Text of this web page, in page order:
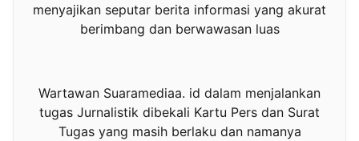
menyajikan seputar berita informasi yang akurat
berimbang dan berwawasan luas
Wartawan Suaramediaa. id dalam menjalankan
tugas Jurnalistik dibekali Kartu Pers dan Surat
Tugas yang masih berlaku dan namanya